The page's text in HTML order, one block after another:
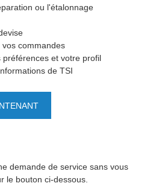
ou l'étalonnage
commandes
et votre profil
de TSI
demande de service sans vous
le bouton ci-dessous.